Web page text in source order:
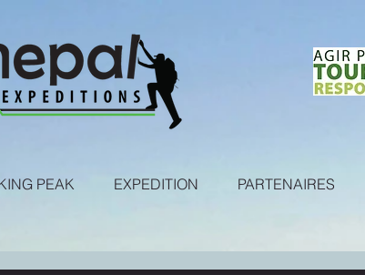
PEAK EXPEDITION PARTENAIRES